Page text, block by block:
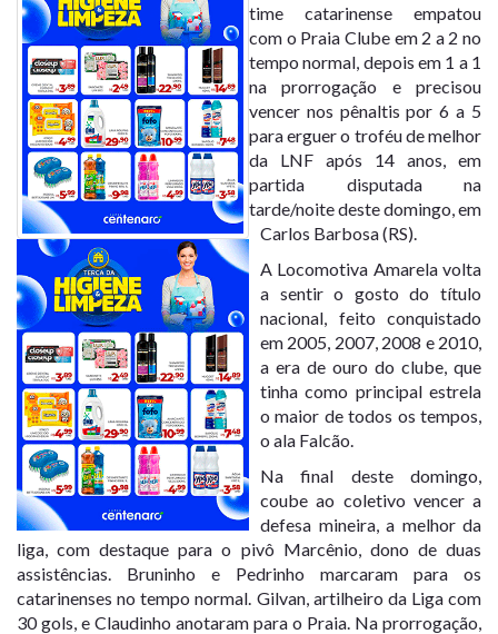
time catarinense empatou
com o Praia Clube em 2 a 2 no
tempo normal, depois em 1 a 1
na prorrogação e precisou
vencer nos pênaltis por 6 a 5
para erguer o troféu de melhor
da LNF após 14 anos, em
partida disputada na
tarde/noite deste domingo, em
Carlos Barbosa (RS).
A Locomotiva Amarela volta
a sentir o gosto do título
nacional, feito conquistado
em 2005, 2007, 2008 e 2010,
a era de ouro do clube, que
tinha como principal estrela
o maior de todos os tempos,
o ala Falcão.
Na final deste domingo,
coube ao coletivo vencer a
defesa mineira, a melhor da
liga, com destaque para o pivô Marcênio, dono de duas
assistências. Bruninho e Pedrinho marcaram para os
catarinenses no tempo normal. Gilvan, artilheiro da Liga com
30 gols, e Claudinho anotaram para o Praia. Na prorrogação,